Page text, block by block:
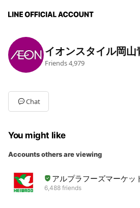
イオンスタイル岡山
Friends4,979
Chat
You might like
Accounts others are viewing
アルプラフーズマーケッ
6,488 friends